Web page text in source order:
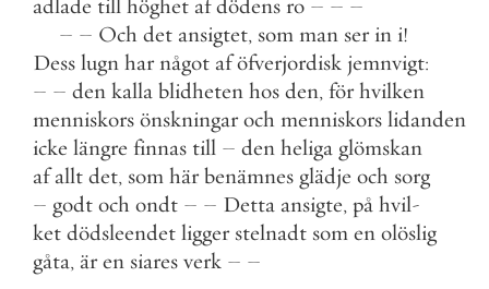
adlade till höghet af dödens ro – – –
– – Och det ansigtet, som man ser in i!
Dess lugn har något af öfverjordisk jemnvigt:
– – den kalla blidheten hos den, för hvilken
menniskors önskningar och menniskors lidanden
icke längre finnas till – den heliga glömskan
af allt det, som här benämnes glädje och sorg
– godt och ondt – – Detta ansigte, på hvil-
ket dödsleendet ligger stelnadt som en olöslig
gåta, är en siares verk – –